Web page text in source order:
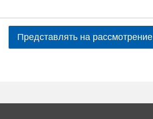
Представлять на рассмотрение